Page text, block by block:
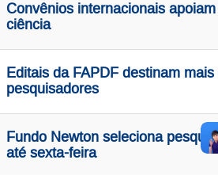
Convênios internacionais
ciência
Editais da FAPDF destinam
pesquisadores
Fundo Newton seleciona
até sexta-feira